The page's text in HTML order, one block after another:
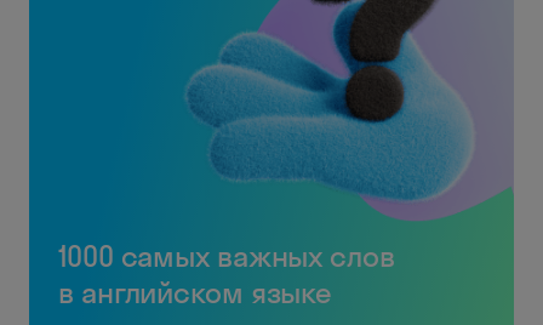
1000 самых важных слов
в английском языке